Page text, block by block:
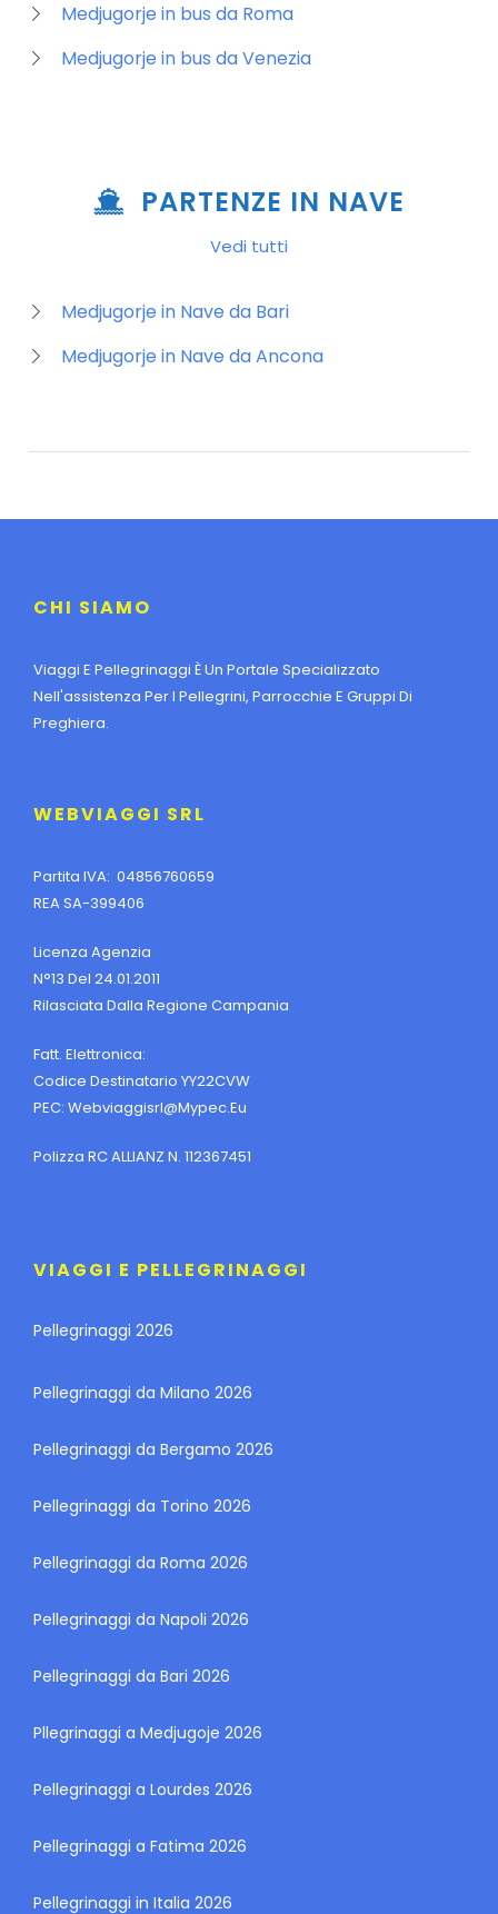
Medjugorje in bus da Roma
Medjugorje in bus da Venezia
PARTENZE IN NAVE
Vedi tutti
Medjugorje in Nave da Bari
Medjugorje in Nave da Ancona
CHI SIAMO
Viaggi E Pellegrinaggi È Un Portale Specializzato
Nell'assistenza Per I Pellegrini, Parrocchie E Gruppi Di
Preghiera.
WEBVIAGGI SRL
Partita IVA: 04856760659
REA SA-399406
Licenza Agenzia
N°13 Del 24.01.2011
Rilasciata Dalla Regione Campania
Fatt. Elettronica:
Codice Destinatario YY22CVW
PEC: Webviaggisrl@mypec.eu
Polizza RC ALLIANZ N. 112367451
VIAGGI E PELLEGRINAGGI
Pellegrinaggi 2026
Pellegrinaggi da Milano 2026
Pellegrinaggi da Bergamo 2026
Pellegrinaggi da Torino 2026
Pellegrinaggi da Roma 2026
Pellegrinaggi da Napoli 2026
Pellegrinaggi da Bari 2026
Pllegrinaggi a Medjugoje 2026
Pellegrinaggi a Lourdes 2026
Pellegrinaggi a Fatima 2026
Pellegrinaggi in Italia 2026